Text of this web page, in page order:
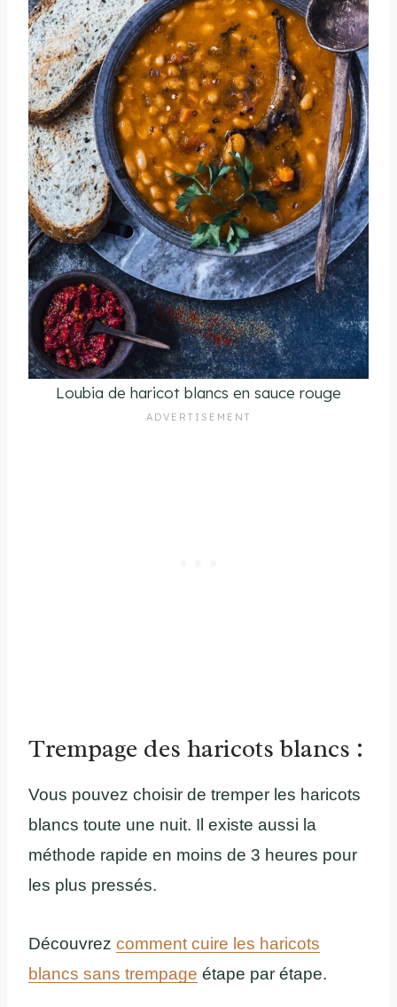
Loubia de haricot blancs en sauce rouge
Trempage des haricots blancs :
Vous pouvez choisir de tremper les haricots
blancs toute une nuit. Il existe aussi la
méthode rapide en moins de 3 heures pour
les plus pressés.
Découvrez comment cuire les haricots
blancs sans trempage étape par étape.